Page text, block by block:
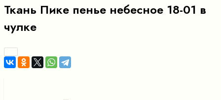
Ткань Пике пенье небесное 18-01 в
чулке